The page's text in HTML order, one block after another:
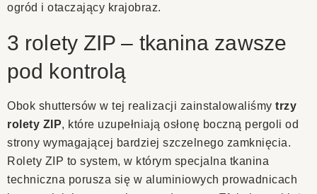
ogród i otaczający krajobraz.
3 rolety ZIP – tkanina zawsze
pod kontrolą
Obok shuttersów w tej realizacji zainstalowaliśmy trzy
rolety ZIP, które uzupełniają osłonę boczną pergoli od
strony wymagającej bardziej szczelnego zamknięcia.
Rolety ZIP to system, w którym specjalna tkanina
techniczna porusza się w aluminiowych prowadnicach